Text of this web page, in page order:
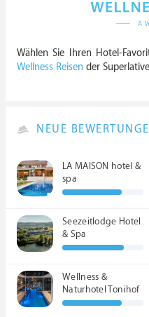
Wählen Sie Ihren Hotel-
Wellness Reisen der
NEUE
LA MAISON hotel &
spa
Seezeitlodge Hotel
& Spa
Wellness &
Naturhotel Tonihof
****S